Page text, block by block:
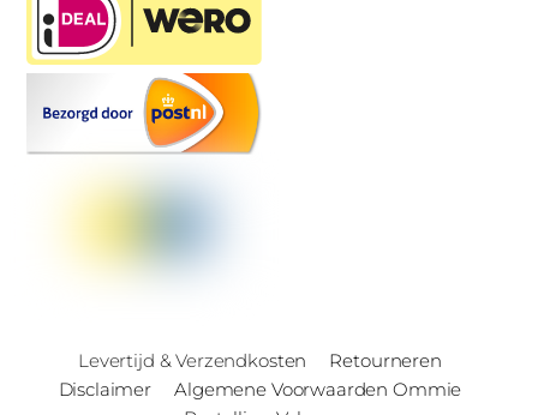
Levertijd & Verzendkosten
Retourneren
Disclaimer
Algemene Voorwaarden Ommie